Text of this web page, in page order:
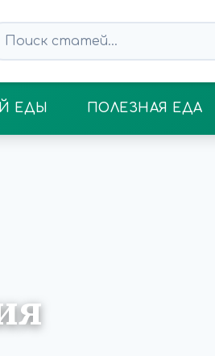
ЕДЫ ПОЛЕЗНАЯ ЕДА